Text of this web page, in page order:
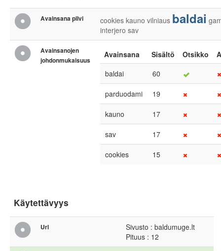
Avainsana pilvi cookies kauno vilniaus baldai
interjero sav
Avainsanojen
johdonmukaisuus
Avainsana Sisältö Otsikko
baldai
60
parduodami 19
kauno 17
sav 17
cookies 15
Käytettävyys
Url
Sivusto : baldumuge.lt
Pituus : 12